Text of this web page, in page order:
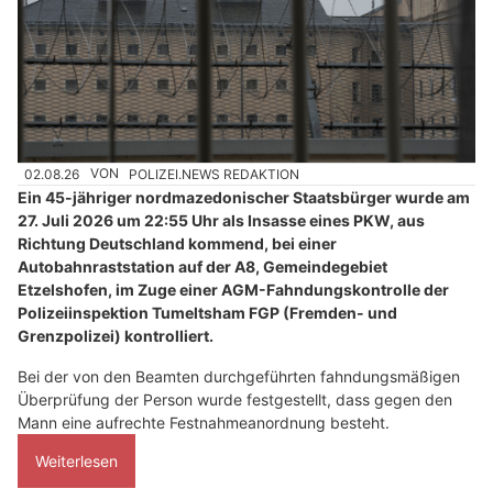
02.08.26 VON POLIZEI.NEWS REDAKTION
Ein 45-jähriger nordmazedonischer Staatsbürger wurde am
27. Juli 2026 um 22:55 Uhr als Insasse eines PKW, aus
Richtung Deutschland kommend, bei einer
Autobahnraststation auf der A8, Gemeindegebiet
Etzelshofen, im Zuge einer AGM-Fahndungskontrolle der
Polizeiinspektion Tumeltsham FGP (Fremden- und
Grenzpolizei) kontrolliert.
Bei der von den Beamten durchgeführten fahndungsmäßigen
Überprüfung der Person wurde festgestellt, dass gegen den
Mann eine aufrechte Festnahmeanordnung besteht.
Weiterlesen